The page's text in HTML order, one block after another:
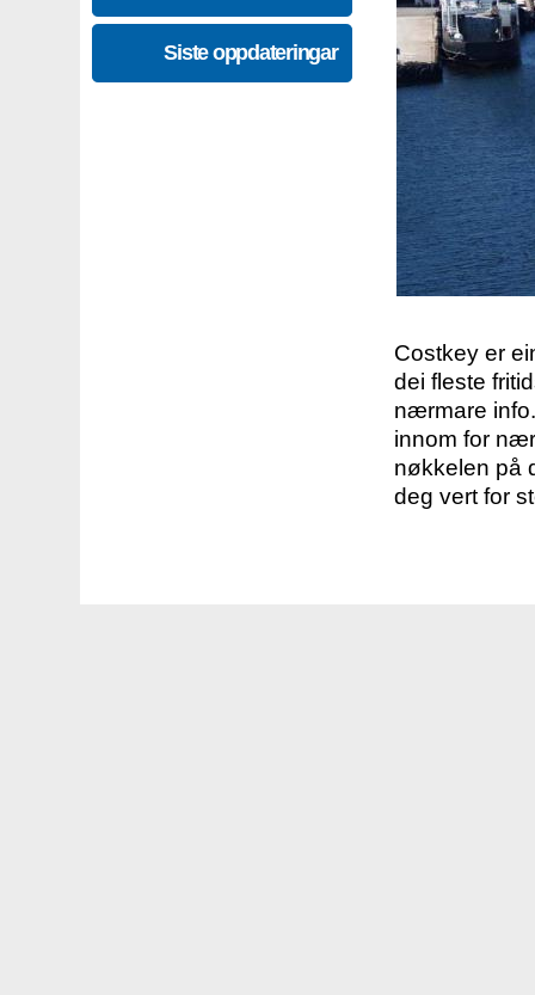
Siste oppdateringar
Costkey er
dei fleste
nærmare
innom for
nøkkelen på
deg vert for